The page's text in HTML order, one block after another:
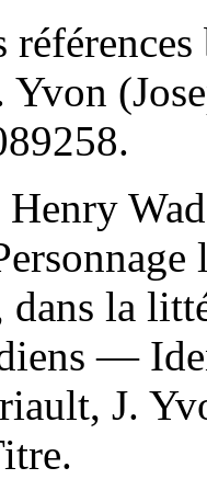
Yvon
.
dans la
—
J.